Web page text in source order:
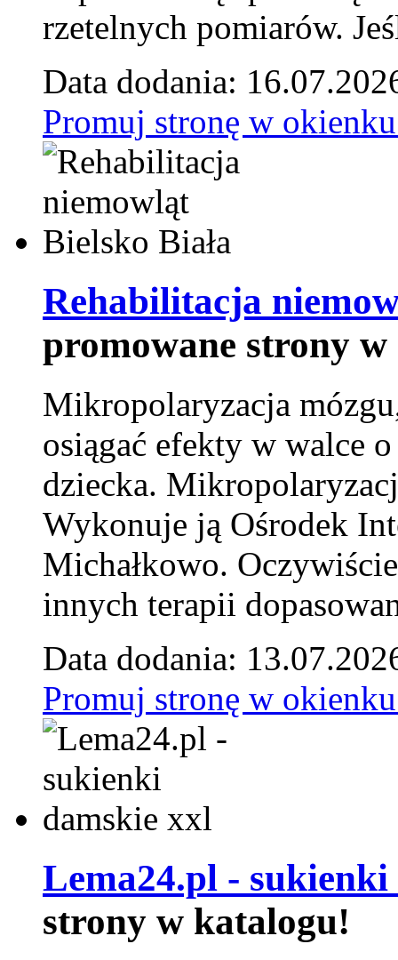
rzetelnych pomiarów.
Data dodania:
Promuj stronę w
Rehabilitacja
promowane strony
Mikropolaryzacja
osiągać efekty w walce
dziecka.
Wykonuje ją Ośrodek
Michałkowo.
innych terapii
Data dodania:
Promuj stronę w
Lema24.pl -
strony w katalogu!